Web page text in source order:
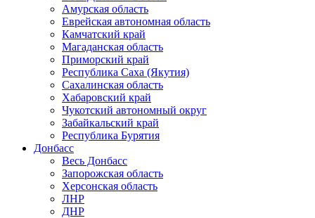
Амурская область
Еврейская автономная область
Камчатский край
Магаданская область
Приморский край
Республика Саха (Якутия)
Сахалинская область
Хабаровский край
Чукотский автономный округ
Забайкальский край
Республика Бурятия
Донбасс
Весь Донбасс
Запорожская область
Херсонская область
ЛНР
ДНР